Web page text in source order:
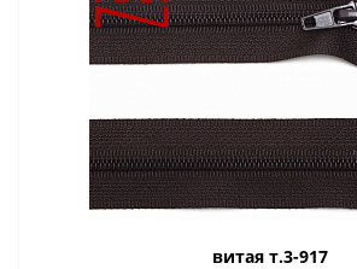
витая т.3-917